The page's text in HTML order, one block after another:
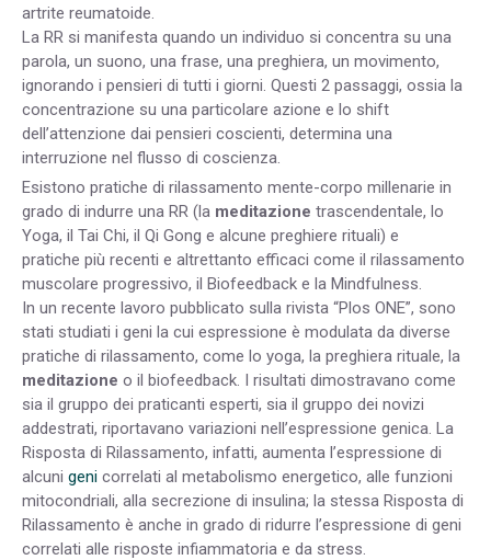
artrite reumatoide.
La RR si manifesta quando un individuo si concentra su una
parola, un suono, una frase, una preghiera, un movimento,
ignorando i pensieri di tutti i giorni. Questi 2 passaggi, ossia la
concentrazione su una particolare azione e lo shift
dell’attenzione dai pensieri coscienti, determina una
interruzione nel flusso di coscienza.
Esistono pratiche di rilassamento mente-corpo millenarie in
grado di indurre una RR (la meditazione trascendentale, lo
Yoga, il Tai Chi, il Qi Gong e alcune preghiere rituali) e
pratiche più recenti e altrettanto efficaci come il rilassamento
muscolare progressivo, il Biofeedback e la Mindfulness.
In un recente lavoro pubblicato sulla rivista “Plos ONE”, sono
stati studiati i geni la cui espressione è modulata da diverse
pratiche di rilassamento, come lo yoga, la preghiera rituale, la
meditazione o il biofeedback. I risultati dimostravano come
sia il gruppo dei praticanti esperti, sia il gruppo dei novizi
addestrati, riportavano variazioni nell’espressione genica. La
Risposta di Rilassamento, infatti, aumenta l’espressione di
alcuni geni correlati al metabolismo energetico, alle funzioni
mitocondriali, alla secrezione di insulina; la stessa Risposta di
Rilassamento è anche in grado di ridurre l’espressione di geni
correlati alle risposte infiammatoria e da stress.